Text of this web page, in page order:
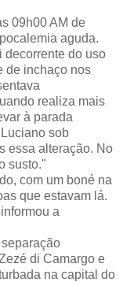
09h00 AM de
aguda.
decorrente do uso
de inchaço nos
realiza mais
à parada
sob
essa alteração. No
susto."
com um boné na
que estavam lá.
a
di Camargo e
na capital do